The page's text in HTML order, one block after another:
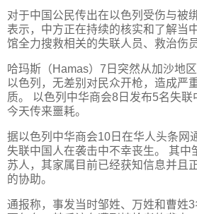
对于中国公民传出在以色列受伤与被
表示，中方正在持续的核实和了解当
馆全力搜救相关的失联人员、救治伤员
哈玛斯（Hamas）7日突然从加沙地
以色列，无差别对民众开枪，造成严
质。 以色列中华商会8日发布5名失联
今天传来噩耗。
据以色列中华商会10日在华人头条网
失联中国人在袭击中不幸丧生。 其中
苏人，其家属目前已经获知信息并且
的协助。
通报称，事发当时邹姓、万姓和曹姓